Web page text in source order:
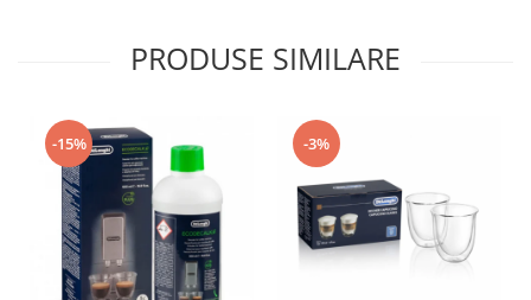
PRODUSE SIMILARE
-15% -3%